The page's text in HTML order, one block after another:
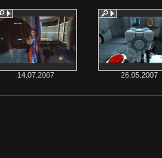
14.07.2007 26.05.2007